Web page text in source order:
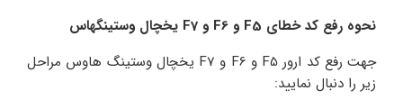
نحوه رفع کد خطای F5 و F6 و F7 یخچال وستینگهاس
جهت رفع کد ارور F5 و F6 و F7 یخچال وستینگ هاوس مراحل
زیر را دنبال نمایید: